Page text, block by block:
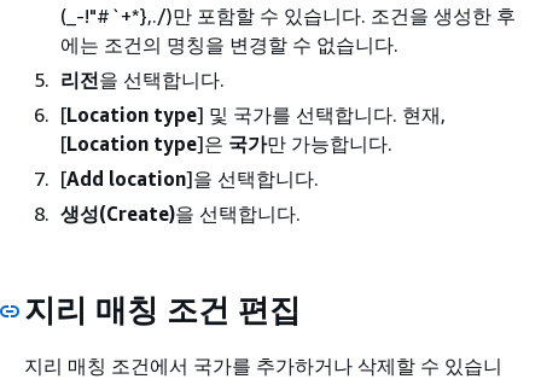
(_-!"#`+*},./)만 포함할 수 있습니다. 조건을 생성한 후
에는 조건의 명칭을 변경할 수 없습니다.
리전을 선택합니다.
[Location type] 및 국가를 선택합니다. 현재,
[Location type]은 국가만 가능합니다.
[Add location]을 선택합니다.
생성(Create)을 선택합니다.
지리 매칭 조건 편집
지리 매칭 조건에서 국가를 추가하거나 삭제할 수 있습니